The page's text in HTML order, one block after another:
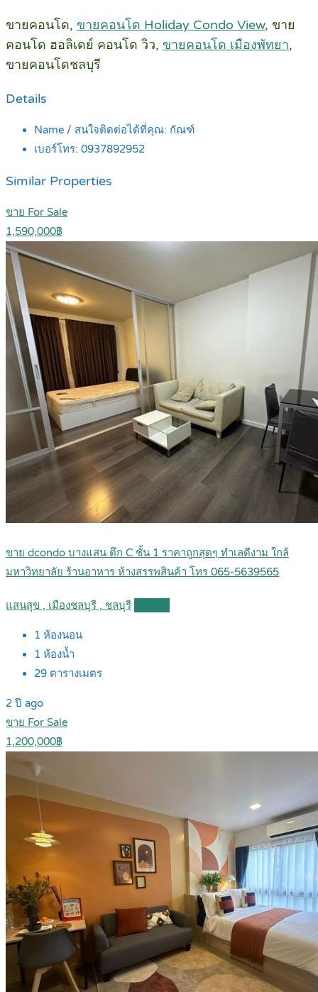
ขายคอนโด, ขายคอนโด Holiday Condo View, ขาย
คอนโด ฮอลิเดย์ คอนโด วิว, ขายคอนโด เมืองพัทยา,
ขายคอนโดชลบุรี
Details
Name / สนใจติดต่อได้ที่คุณ: กัณฑ์
เบอร์โทร: 0937892952
Similar Properties
ขาย For Sale
1,590,000฿
ขาย dcondo บางแสน ตึก C ชั้น 1 ราคาถูกสุดๆ ทำเลดีงาม ใกล้
มหาวิทยาลัย ร้านอาหาร ห้างสรรพสินค้า โทร 065-5639565
แสนสุข , เมืองชลบุรี , ชลบุรี
1 ห้องนอน
1 ห้องน้ำ
29 ตารางเมตร
2 ปี ago
ขาย For Sale
1,200,000฿